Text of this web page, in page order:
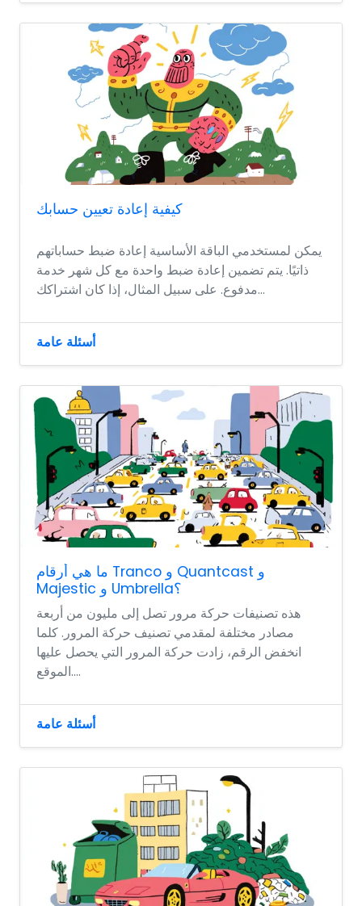
كيفية إعادة تعيين حسابك
يمكن لمستخدمي الباقة الأساسية إعادة ضبط حساباتهم
ذاتيًا. يتم تضمين إعادة ضبط واحدة مع كل شهر خدمة
مدفوع. على سبيل المثال، إذا كان اشتراكك...
أسئلة عامة
ما هي أرقام Tranco و Quantcast و
Majestic و Umbrella؟
هذه تصنيفات حركة مرور تصل إلى مليون من أربعة
مصادر مختلفة لمقدمي تصنيف حركة المرور. كلما
انخفض الرقم، زادت حركة المرور التي يحصل عليها
الموقع....
أسئلة عامة